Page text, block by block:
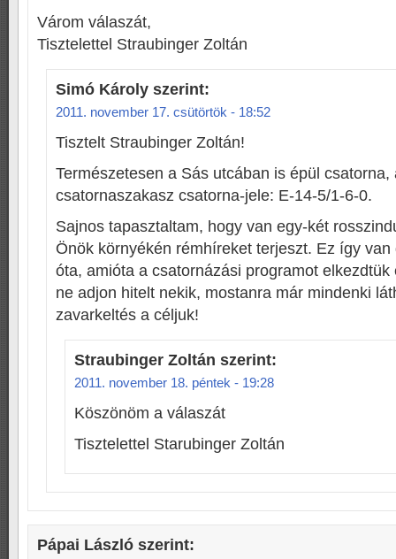
Várom válaszát,
Tisztelettel Straubinger Zoltán
Simó Károly szerint:
2011. november 17. csütörtök - 18:52
Tisztelt Straubinger Zoltán!
Természetesen a Sás utcában is épül csatorna,
csatornaszakasz csatorna-jele: E-14-5/1-6-0.
Sajnos tapasztaltam, hogy van egy-két
Önök környékén rémhíreket terjeszt. Ez így
óta, amióta a csatornázási programot
ne adjon hitelt nekik, mostanra már mindenki
zavarkeltés a céljuk!
Straubinger Zoltán szerint:
2011. november 18. péntek - 19:28
Köszönöm a válaszát
Tisztelettel Starubinger Zoltán
Pápai László szerint: